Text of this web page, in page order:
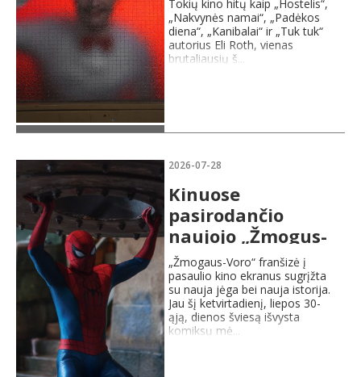
Daugiau
Tokių kino hitų kaip „Hostelis“,
„Nakvynės namai“, „Padėkos
diena“, „Kanibalai“ ir „Tuk tuk“
autorius Eli Roth, vienas
brutaliausių š...
2026-07-28
Kinuose
pasirodančio
naujojo „Žmogus-
Vor...
„Žmogaus-Voro“ franšizė į
pasaulio kino ekranus sugrįžta
su nauja jėga bei nauja istorija.
Jau šį ketvirtadienį, liepos 30-
ąją, dienos šviesą išvysta
komiksų mė...